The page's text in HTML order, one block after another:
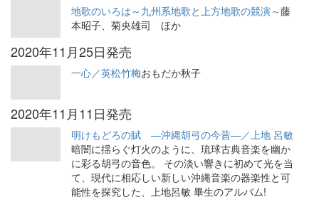
地歌のいろは～九州系地歌と上方地歌の競演～藤
本昭子、菊央雄司 ほか
2020年11月25日発売
一心／英松竹梅おもだか秋子
2020年11月11日発売
明けもどろの賦 —沖縄胡弓の今昔—／上地 呂敏
暗闇に揺らぐ灯火のように、琉球古典音楽を幽か
に彩る胡弓の音色。 その淡い響きに初めて光を当
て、現代に相応しい新しい沖縄音楽の器楽性と可
能性を探究した、上地呂敏 畢生のアルバム!